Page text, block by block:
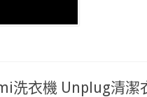
洗衣機 Unplug清潔